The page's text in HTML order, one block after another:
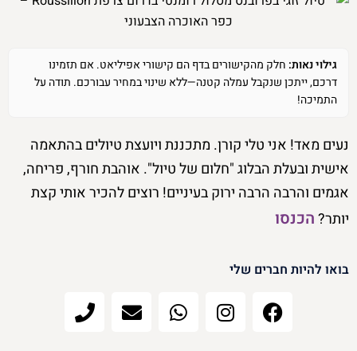
גילוי נאות: חלק מהקישורים בדף הם קישורי אפיליאט. אם תזמינו
דרכם, ייתכן שנקבל עמלה קטנה—ללא שינוי במחיר עבורכם. תודה על
התמיכה!
נעים מאד! אני טלי קורן. מתכננת ויועצת טיולים בהתאמה
אישית ובעלת הבלוג "חלום של טיול". אוהבת חורף, פריחה,
אגמים והרבה הרבה ירוק בעיניים! רוצים להכיר אותי קצת
יותר?הכנסו
בואו להיות חברים שלי